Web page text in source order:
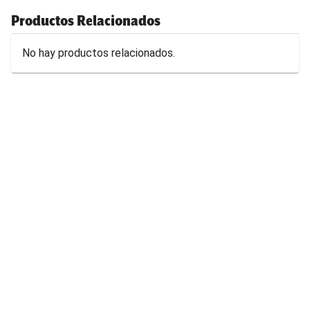
Productos Relacionados
No hay productos relacionados.